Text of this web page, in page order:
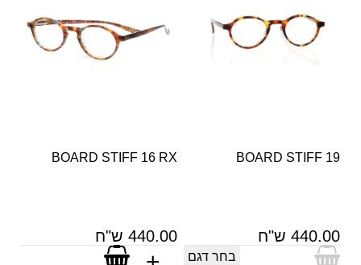
BOARD STIFF 19
440.00 ש"ח
בחר דגם
BOARD STIFF 16 RX
440.00 ש"ח